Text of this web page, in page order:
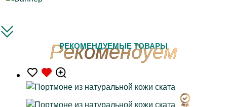
РЕКОМЕНДУЕМЫЕ ТОВАРЫ